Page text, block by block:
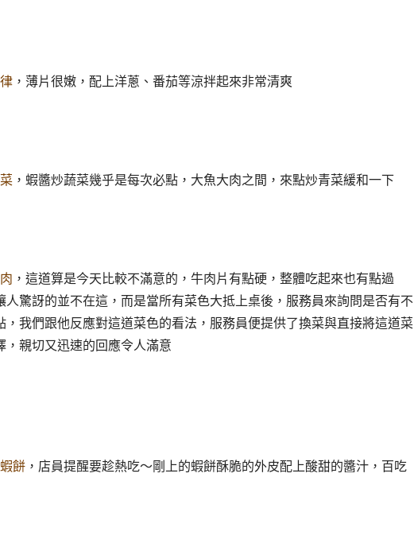
，薄片很嫩，配上洋蔥、番茄等涼拌起來非常清爽
，蝦醬炒蔬菜幾乎是每次必點，大魚大肉之間，來點炒青菜緩和一下
，這道算是今天比較不滿意的，牛肉片有點硬，整體吃起來也有點過
人驚訝的並不在這，而是當所有菜色大抵上桌後，服務員來詢問是否有不
，我們跟他反應對這道菜色的看法，服務員便提供了換菜與直接將這道菜
，親切又迅速的回應令人滿意
餅 ，店員提醒要趁熱吃～剛上的蝦餅酥脆的外皮配上酸甜的醬汁，百吃